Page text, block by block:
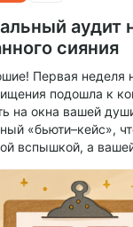
аудит
сияния
Первая неделя
подошла к
на окна вашей
«бьюти–кейс»,
вспышкой, а